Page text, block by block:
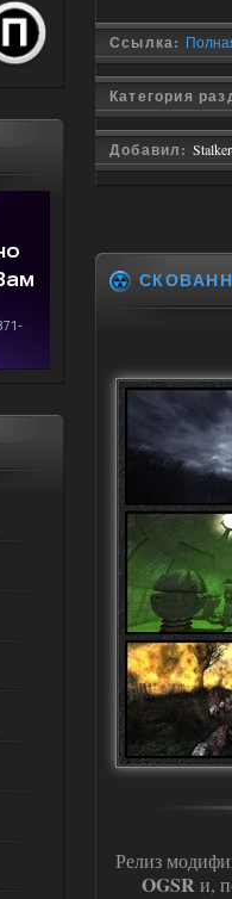
Ссылка:
Категория
Добавил:
Релиз
OGSRи,